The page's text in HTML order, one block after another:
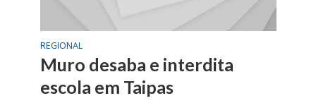
REGIONAL
Muro desaba e interdita
escola em Taipas